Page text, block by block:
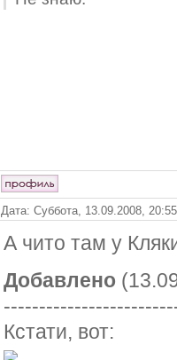
Дата: Суббота, 13.09.2008,
А чито там у
Добавлено
Кстати, вот: